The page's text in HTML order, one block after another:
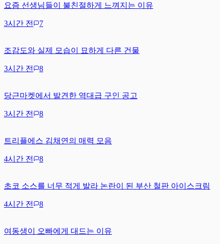
요즘 선생님들이 불친절하게 느껴지는 이유
3시간 전 7
조감도와 실제 모습이 묘하게 다른 건물
3시간 전 8
당근마켓에서 발견한 역대급 구인 공고
3시간 전 8
트리플에스 김채연의 매력 모음
4시간 전 8
초코 소스를 너무 적게 발라 논란이 된 부산 철판 아이스크림
4시간 전 8
여동생이 오빠에게 대드는 이유